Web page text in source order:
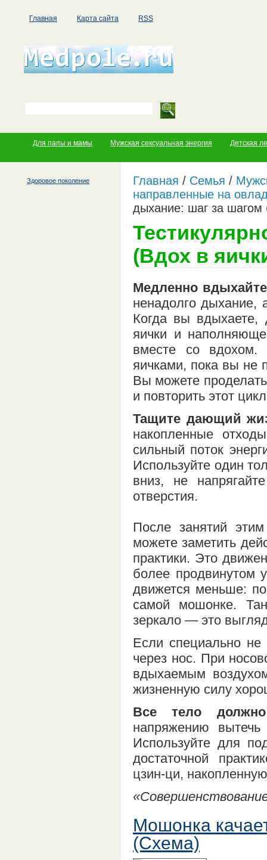
Главная Карта сайта RSS
Для папы и мамы Мужская сексуальная энергия Детская
Здоровое поколение Главная / Семья /
направленные на
дыхание: шаг за шагом
(Вдох в
Медленно
ненадолго дыхание,
Когда вы
яички и
вместе со вдохом.
яичками, пока вы не
Вы можете проделать
и повторить этот
Тащите дающий
накопленные
сильный поток
Используйте один
вниз, не
отверстия.
После занятий
можете заметить
практики. Это
более продвинутом
движется меньше:
самой мошонке.
зеркало — это
Если специально не
через нос. При
вдыхаемым
жизненную силу
Все тело
напряжению
Используйте для
достаточной
цзин-ци,
Мошонка
(Схема)